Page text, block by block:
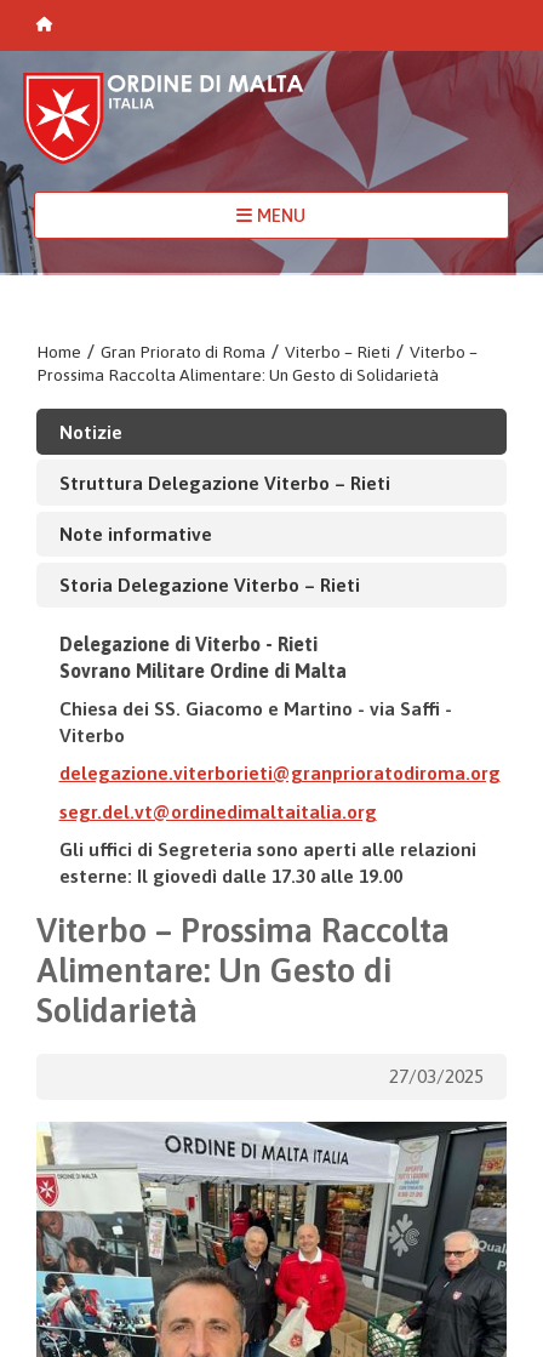
MENU
Home / Gran Priorato di Roma / Viterbo – Rieti / Viterbo –
Prossima Raccolta Alimentare: Un Gesto di Solidarietà
Notizie
Struttura Delegazione Viterbo – Rieti
Note informative
Storia Delegazione Viterbo – Rieti
Delegazione di Viterbo - Rieti
Sovrano Militare Ordine di Malta
Chiesa dei SS. Giacomo e Martino - via Saffi -
Viterbo
delegazione.viterborieti@granprioratodiroma.org
segr.del.vt@ordinedimaltaitalia.org
Gli uffici di Segreteria sono aperti alle relazioni
esterne: Il giovedì dalle 17.30 alle 19.00
Viterbo – Prossima Raccolta
Alimentare: Un Gesto di
Solidarietà
27/03/2025